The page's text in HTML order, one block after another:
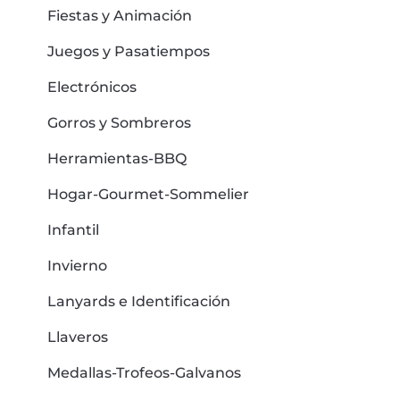
Fiestas y Animación
Juegos y Pasatiempos
Electrónicos
Gorros y Sombreros
Herramientas-BBQ
Hogar-Gourmet-Sommelier
Infantil
Invierno
Lanyards e Identificación
Llaveros
Medallas-Trofeos-Galvanos